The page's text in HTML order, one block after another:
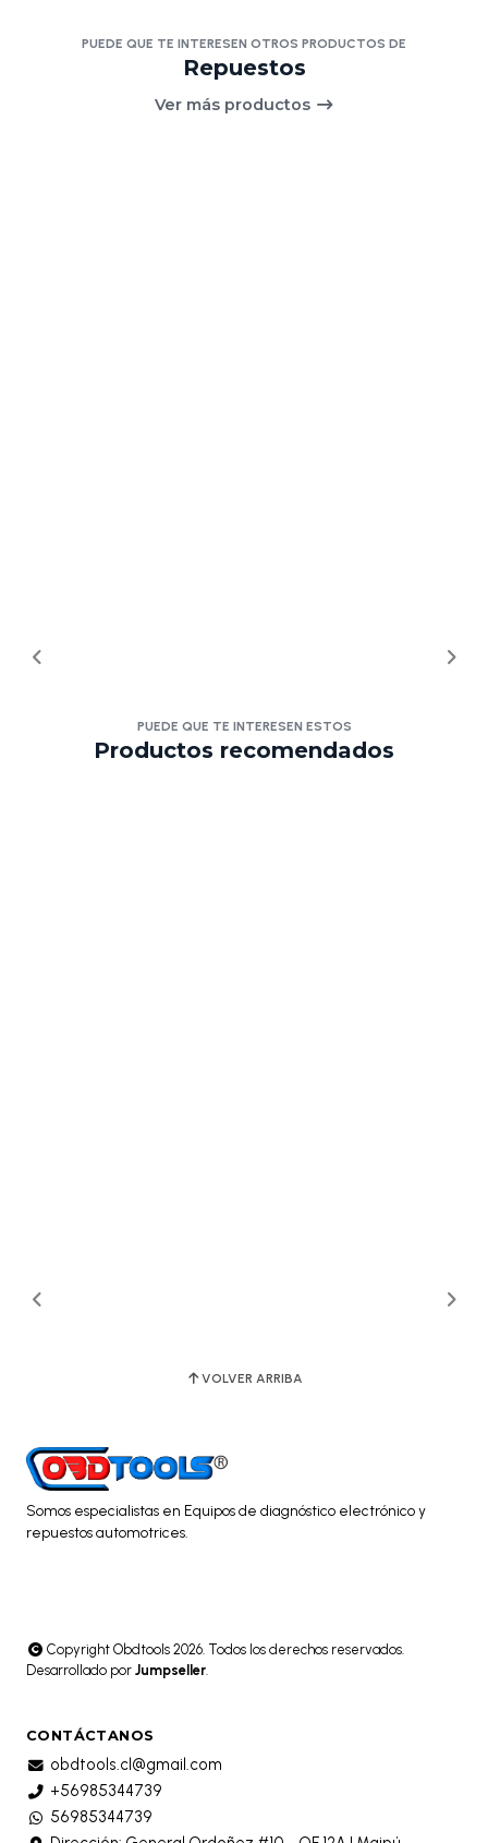
PUEDE QUE TE INTERESEN OTROS PRODUCTOS DE
Repuestos
Ver más productos
PUEDE QUE TE INTERESEN ESTOS
Productos recomendados
VOLVER ARRIBA
Somos especialistas en Equipos de diagnóstico electrónico y
repuestos automotrices.
Copyright Obdtools 2026. Todos los derechos reservados.
Desarrollado por Jumpseller
CONTÁCTANOS
obdtools.cl@gmail.com
+56985344739
56985344739